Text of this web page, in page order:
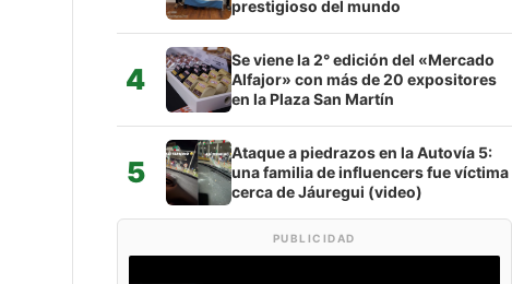
prestigioso del mundo
4
Se viene la 2° edición del «Mercado
Alfajor» con más de 20 expositores
en la Plaza San Martín
5
Ataque a piedrazos en la Autovía 5:
una familia de influencers fue víctima
cerca de Jáuregui (video)
PUBLICIDAD